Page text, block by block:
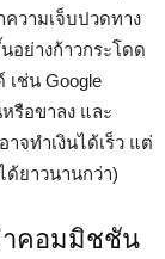
วามเจ็บปวดทาง
อย่างก้าวกระโดด
เช่น Google
รือขาลง และ
จทำเงินได้เร็ว แต่
ด้ยาวนานกว่า)
าคอมมิชชัน